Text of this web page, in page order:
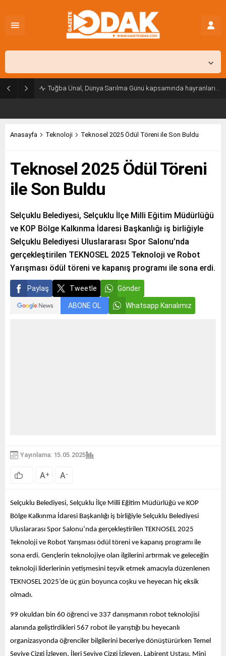
Tuğba Ünal, Dünya Sarılma Günü kapsamında hayranlarıyla buluştu
Anasayfa Teknoloji Teknosel 2025 Ödül Töreni ile Son Buldu
Teknosel 2025 Ödül Töreni
ile Son Buldu
Selçuklu Belediyesi, Selçuklu İlçe Milli Eğitim Müdürlüğü
ve KOP Bölge Kalkınma İdaresi Başkanlığı iş birliğiyle
Selçuklu Belediyesi Uluslararası Spor Salonu’nda
gerçekleştirilen TEKNOSEL 2025 Teknoloji ve Robot
Yarışması ödül töreni ve kapanış programı ile sona erdi.
Paylaş Tweetle Gönder
ABONE OL Whatsapp Kanalımız
Yayınlama: 15.05.2025
A+ A-
Selçuklu Belediyesi, Selçuklu İlçe Milli Eğitim Müdürlüğü ve KOP
Bölge Kalkınma İdaresi Başkanlığı iş birliğiyle Selçuklu Belediyesi
Uluslararası Spor Salonu’nda gerçekleştirilen TEKNOSEL 2025
Teknoloji ve Robot Yarışması ödül töreni ve kapanış programı ile
sona erdi. Gençlerin teknolojiye olan ilgilerini artırmak ve geleceğin
teknoloji liderlerinin yetişmesini teşvik etmek amacıyla düzenlenen
TEKNOSEL 2025’de üç gün boyunca coşku ve heyecan hiç eksik
olmadı.
99 okuldan bin 60 öğrenci ve 337 danışmanın robot teknolojisi
alanında geliştirdikleri 567 robot ile yarıştığı bu heyecanlı
organizasyonda öğrenciler bilgilerini beceriye dönüştürürken Temel
Seviye Çizgi İzleyen, İleri Seviye Çizgi İzleyen, Labirent Ustası, Mini